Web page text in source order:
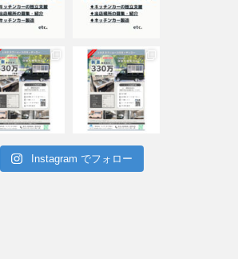
Instagram でフォロー